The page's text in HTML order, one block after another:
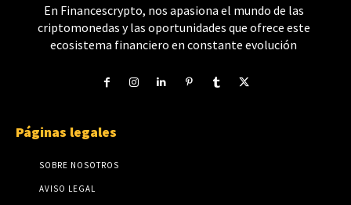
En Financescrypto, nos apasiona el mundo de las
criptomonedas y las oportunidades que ofrece este
ecosistema financiero en constante evolución
Páginas legales
SOBRE NOSOTROS
AVISO LEGAL